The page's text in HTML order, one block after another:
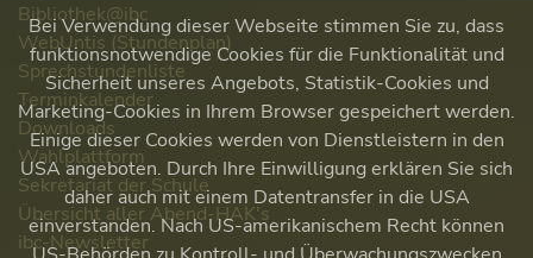
Bibliothek@ibc
WebUntis (Stundenplan)
Sprechstundenliste
Terminkalender
Downloads
Wahlplattform
Sekretariat der Schule
Übersicht aller Abend-HAK's
ibc-Newsletter
Bei Verwendung dieser Webseite stimmen Sie zu, dass
funktionsnotwendige Cookies für die Funktionalität und
Sicherheit unseres Angebots, Statistik-Cookies und
Marketing-Cookies in Ihrem Browser gespeichert werden.
Einige dieser Cookies werden von Dienstleistern in den
USA angeboten. Durch Ihre Einwilligung erklären Sie sich
daher auch mit einem Datentransfer in die USA
einverstanden. Nach US-amerikanischem Recht können